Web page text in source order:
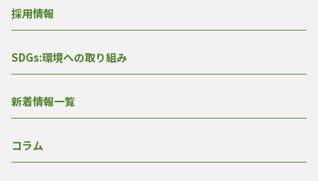
採用情報
SDGs:環境への取り組み
新着情報一覧
コラム